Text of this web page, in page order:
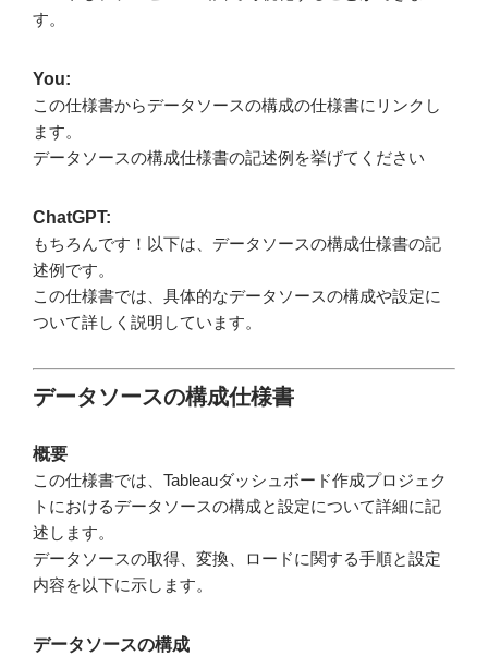
す。
You:
この仕様書からデータソースの構成の仕様書にリンクし
ます。
データソースの構成仕様書の記述例を挙げてください
ChatGPT:
もちろんです！以下は、データソースの構成仕様書の記
述例です。
この仕様書では、具体的なデータソースの構成や設定に
ついて詳しく説明しています。
データソースの構成仕様書
概要
この仕様書では、Tableauダッシュボード作成プロジェク
トにおけるデータソースの構成と設定について詳細に記
述します。
データソースの取得、変換、ロードに関する手順と設定
内容を以下に示します。
データソースの構成